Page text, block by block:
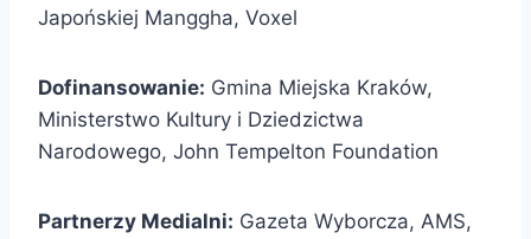
Japońskiej Manggha, Voxel
Dofinansowanie: Gmina Miejska Kraków,
Ministerstwo Kultury i Dziedzictwa
Narodowego, John Tempelton Foundation
Partnerzy Medialni: Gazeta Wyborcza, AMS,